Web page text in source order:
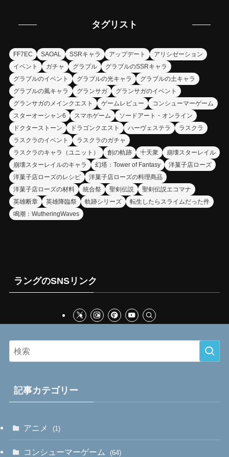
タグリスト
FF7EC SAOAL SSRキャラ アップデート
アリシゼーション
イベント
ガチャ グラブル
グラブルのSSRキャラ
グラブルのイベント
グラブルの光キャラ
グラブルの土キャラ
グラブルの風キャラ
グランサガ
グランサガのイベント
グランサガのメインクエスト
ゲームレビュー
コンシューマーゲーム
スターオーシャン6
スマホゲーム
ソードアート・オンライン
ドクターストーン
ドラゴンクエスト ハーヴェステラ
ラスクラ
ラスクラのイベント
ラスクラのガチャ
ラスクラのキャラ（ユニット）
創の軌跡 十天衆
崩壊スターレイル
崩壊スターレイルのキャラ
幻塔：Tower of Fantasy
洋菓子店ローズ
洋菓子店ローズのレシピ
洋菓子店ローズの料理商品
洋菓子店ローズの材料
統合祭 聖剣伝説
聖剣伝説エコマナ
英雄断章
英雄降臨祭 軌跡シリーズ
転生したらスライムだった件
鳴潮：WutheringWaves
ラングのSNSリンク
記事カテゴリー
アニメ (1)
コンシューマーゲーム (64)